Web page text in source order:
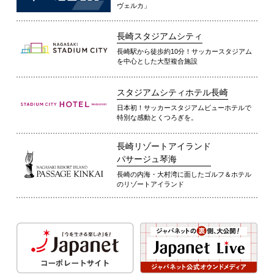
ヴェルカ」
長崎スタジアムシティ
長崎駅から徒歩約10分！サッカースタジアム
を中心とした大型複合施設
スタジアムシティホテル長崎
日本初！サッカースタジアムビューホテルで
特別な感動とくつろぎを。
長崎リゾートアイランド
パサージュ琴海
長崎の内海・大村湾に面したゴルフ＆ホテル
のリゾートアイランド